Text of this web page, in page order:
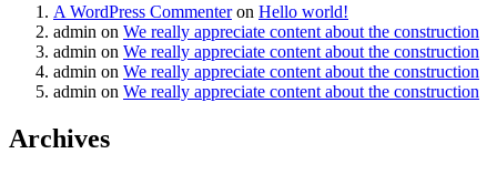
A WordPress Commenteron Hello world!
admin on We really appreciate content about the construction
admin on We really appreciate content about the construction
admin on We really appreciate content about the construction
admin on We really appreciate content about the construction
Archives